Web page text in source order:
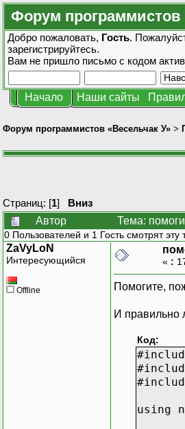
Форум программистов
Добро пожаловать, Гость.
зарегистрируйтесь.
Вам не пришло письмо с кодом
Начало Наши сайты
Форум программистов «Весельчак У» >
Страниц: [1] Вниз
Автор
Тема:
0 Пользователей и 1 Гость смотрят эту
ZaVyLoN
Интересующийся
Offline
« :
Помогите,
И правильно
Код:
using